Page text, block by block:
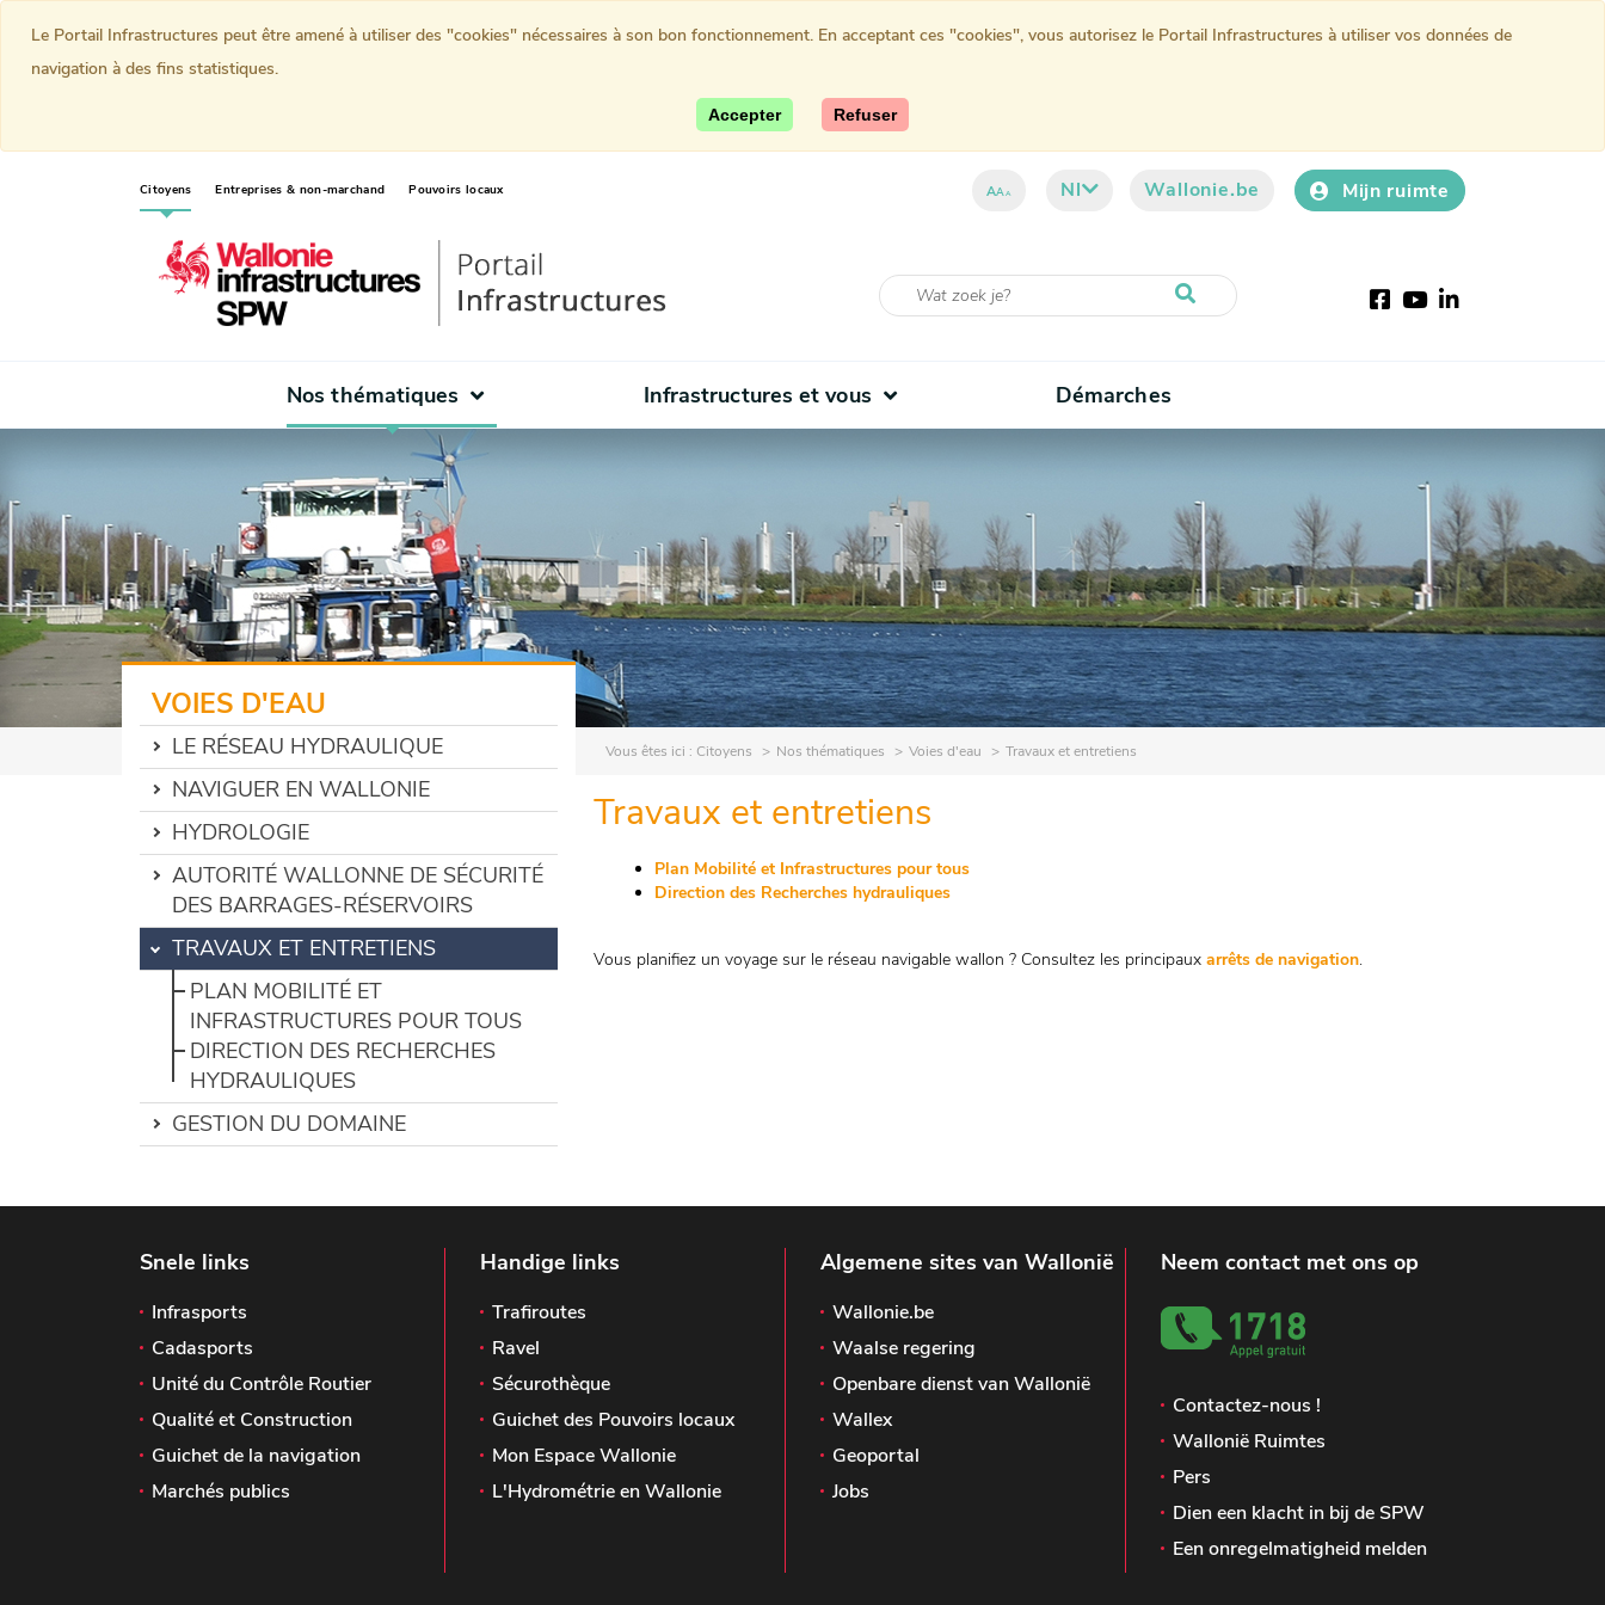
Citoyens(current)Entreprises & non-marchand Pouvoirs locaux AAA Nl Wallonie.be Mijn ruimte
Facebook
YouTube
LinkedIn
Nos thématiques Infrastructures et vous Démarches
Vous êtes ici : Citoyens Nos thématiques Voies d'eau Travaux et entretiens
VOIES D'EAU
LE RÉSEAU HYDRAULIQUE
NAVIGUER EN WALLONIE
HYDROLOGIE
AUTORITÉ WALLONNE DE SÉCURITÉ
DES BARRAGES-RÉSERVOIRS
TRAVAUX ET ENTRETIENS
PLAN MOBILITÉ ET
INFRASTRUCTURES POUR TOUS
DIRECTION DES RECHERCHES
HYDRAULIQUES
GESTION DU DOMAINE
Travaux et entretiens
Plan Mobilité et Infrastructures pour tous
Direction des Recherches hydrauliques
Vous planifiez un voyage sur le réseau navigable wallon ? Consultez les principaux arrêts de navigation.
Snele links
Infrasports
Cadasports
Unité du Contrôle Routier
Qualité et Construction
Guichet de la navigation
Marchés publics
Handige links
Trafiroutes
Ravel
Sécurothèque
Guichet des Pouvoirs locaux
Mon Espace Wallonie
L'Hydrométrie en Wallonie
Algemene sites van Wallonië
Wallonie.be
Waalse regering
Openbare dienst van Wallonië
Wallex
Geoportal
Jobs
Neem contact met ons op
Contactez-nous !
Wallonië Ruimtes
Pers
Dien een klacht in bij de SPW
Een onregelmatigheid melden
Le Portail Infrastructures peut être amené à utiliser des "cookies" nécessaires à son bon fonctionnement. En acceptant ces "cookies", vous autorisez le Portail Infrastructures à utiliser vos données de
navigation à des fins statistiques.
Accepter Refuser